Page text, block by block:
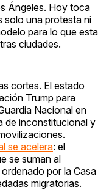
Ángeles. Hoy toca
solo una protesta ni
para lo que esta
ciudades.
cortes. El estado
Trump para
Nacional en
de inconstitucional y
se acelera: el
se suman al
por la Casa
migratorias.